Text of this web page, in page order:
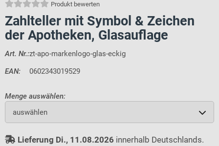
Produkt bewerten
Zahlteller mit Symbol & Zeichen
der Apotheken, Glasauflage
Art. Nr.:zt-apo-markenlogo-glas-eckig
EAN: 0602343019529
Menge auswählen:
auswählen
Lieferung Di., 11.08.2026 innerhalb Deutschlands.